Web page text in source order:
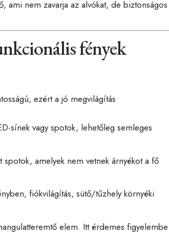
ami nem zavarja az alvókat, de biztonságos
fények
ezért a jó megvilágítás
sínek vagy spotok, lehetőleg semleges
spotok, amelyek nem vetnek árnyékot a fő
fiókvilágítás, sütő/tűzhely környéki
elem. Itt érdemes figyelembe